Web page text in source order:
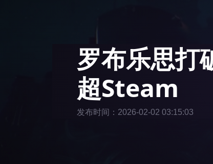
罗布乐思打
超Steam
发布时间：2026-02-02 03:15:03